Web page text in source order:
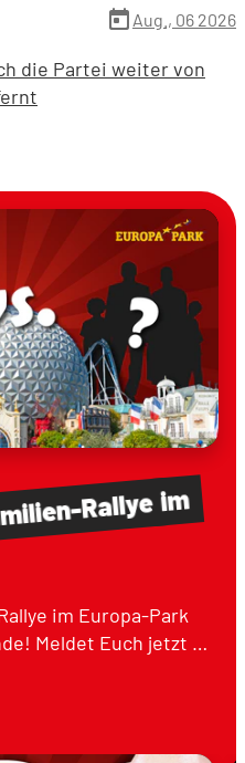
today Aug., 06 2026
die Partei weiter von
Rallyeim
im Europa-Park
Meldet Euch jetzt …